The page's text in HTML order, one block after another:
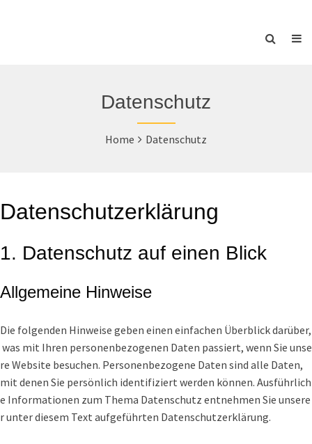
Datenschutz
Home Datenschutz
Datenschutzerklärung
1. Datenschutz auf einen Blick
Allgemeine Hinweise
Die folgenden Hinweise geben einen einfachen Überblick darüber,
was mit Ihren personenbezogenen Daten passiert, wenn Sie unse
re Website besuchen. Personenbezogene Daten sind alle Daten,
mit denen Sie persönlich identifiziert werden können. Ausführlich
e Informationen zum Thema Datenschutz entnehmen Sie unsere
r unter diesem Text aufgeführten Datenschutzerklärung.